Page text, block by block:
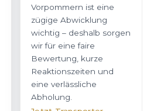
Vorpommern ist eine
zügige Abwicklung
wichtig – deshalb sorgen
wir für eine faire
Bewertung, kurze
Reaktionszeiten und
eine verlässliche
Abholung.